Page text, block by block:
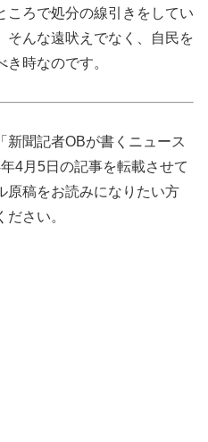
ころで処分の線引きをしてい
そんな遠吠えでなく、自民を
時なのです。
新聞記者OBが書くニュース
4月5日の記事を転載させて
原稿をお読みになりたい方
ださい。